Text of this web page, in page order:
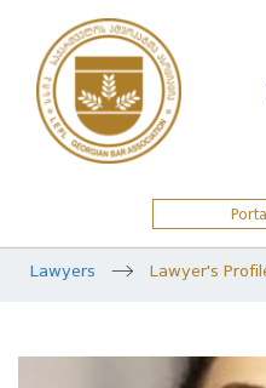
Lawyers Lawyer's